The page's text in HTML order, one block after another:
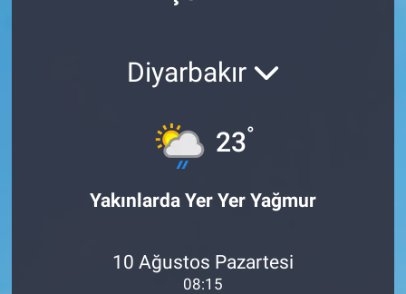
Diyarbakır
23°
Yakınlarda Yer Yer Yağmur
10 Ağustos Pazartesi
08:15